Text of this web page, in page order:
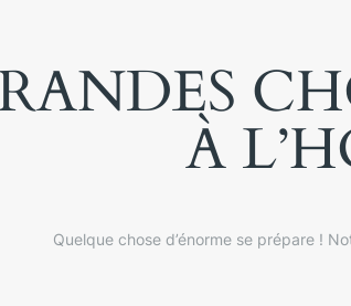
À
Quelque chose d’énorme se prépare !